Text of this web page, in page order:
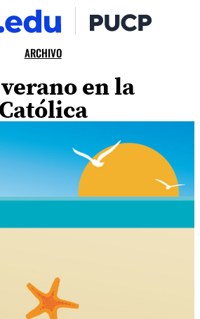
ARCHIVO
en la
Católica